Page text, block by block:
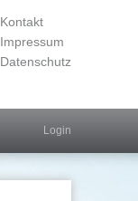
Kontakt
Impressum
Datenschutz
Login